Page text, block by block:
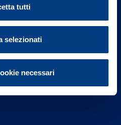
tutti
selezionati
necessari